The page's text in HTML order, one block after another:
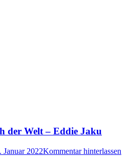
der Welt – Eddie Jaku
Januar 2022Kommentar hinterlassen